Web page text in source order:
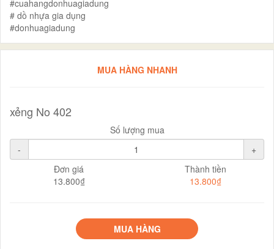
#cuahangdonhuagiadung
# dồ nhựa gia dụng
#donhuagiadung
MUA HÀNG NHANH
xẻng No 402
Số lượng mua
-
+
Đơn giá
13.800₫
Thành tiền
13.800₫
MUA HÀNG